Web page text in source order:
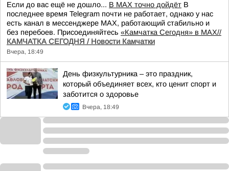
Если до вас ещё не дошло... В MAX точно дойдёт В
последнее время Telegram почти не работает, однако у нас
есть канал в мессенджере MAX, работающий стабильно и
без перебоев. Присоединяйтесь «Камчатка Сегодня» в MAX//
КАМЧАТКА СЕГОДНЯ / Новости Камчатки
Вчера, 18:49
День физкультурника – это праздник,
который объединяет всех, кто ценит спорт и
заботится о здоровье
Вчера, 18:49